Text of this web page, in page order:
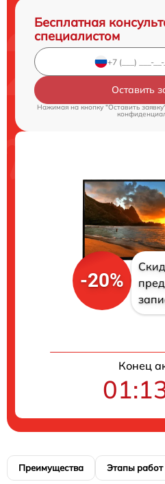
Бесплатная
специалистом
Оставить
Нажимая на кнопку "Оставить
-20%
Конец
Преимущества Этапы работ